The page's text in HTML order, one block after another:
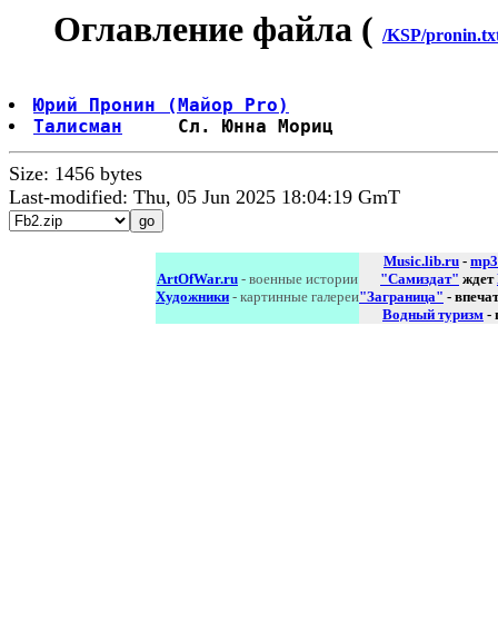
Оглавление файла ( /KSP/
Юрий Пронин (Майор Pro)
Талисман
Size: 1456 bytes
Last-modified: Thu, 05 Jun 2025 18:04:19 GmT
ArtOfWar.ru - военные истории
Художники - картинные галереи
Music.lib.ru - mp3
"Самиздат" ждет
"Заграница" -
Водный туризм -